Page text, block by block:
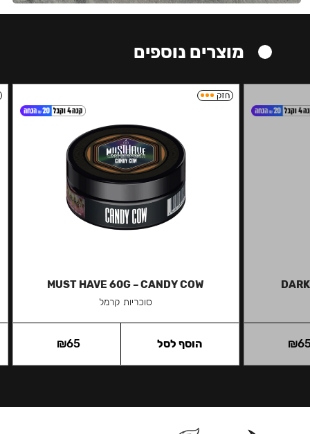
מוצרים נוספים
₪
חזק
MUST HAVE 60G – CANDY COW
סוכריות קרמל
₪65 הוסף לסל